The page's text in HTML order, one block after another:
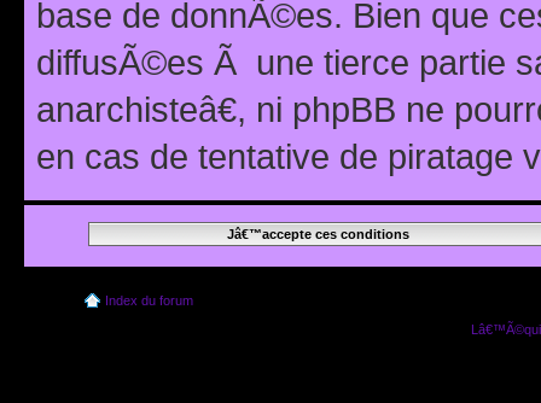
base de donnÃ©es. Bien que
diffusÃ©es Ã une tierce partie
anarchisteâ€, ni phpBB ne
en cas de tentative de piratage
Index du forum